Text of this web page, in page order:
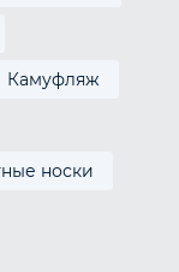
Камуфляж
носки